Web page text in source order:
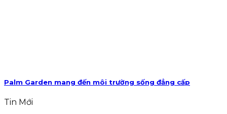
Palm Garden mang đến môi trường sống đẳng cấp
Tin Mới